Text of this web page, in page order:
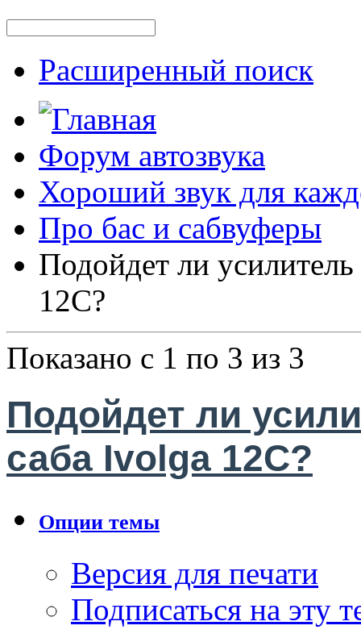
Расширенный поиск
Форум автозвука
Хороший звук для
Про бас и сабвуферы
Подойдет ли
12C?
Показано с 1 по 3 из 3
Подойдет ли
саба Ivolga 12C?
Опции темы
Версия для печати
Подписаться на эту